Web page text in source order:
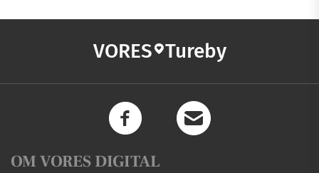
VORES Tureby
OM VORES DIGITAL